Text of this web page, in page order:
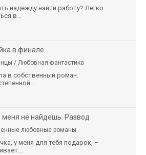
надежду найти работу? Легко.
в...
в финале
/ Любовная фантастика
в собственный роман.
не найдешь. Развод
любовные романы
у меня для тебя подарок, –